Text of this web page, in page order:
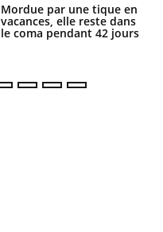
Mordue par une tique en
vacances, elle reste dans
le coma pendant 42 jours